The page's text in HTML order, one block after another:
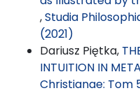
,Studia
(2021)
Dariusz Piętka,
INTUITION IN
Christianae: Tom